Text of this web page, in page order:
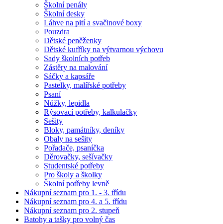
Školní penály
Školní desky
Láhve na pití a svačinové boxy
Pouzdra
Dětské peněženky
Dětské kufříky na výtvarnou výchovu
Sady školních potřeb
Zástěry na malování
Sáčky a kapsáře
Pastelky, malířské potřeby
Psaní
Nůžky, lepidla
Rýsovací potřeby, kalkulačky
Sešity
Bloky, památníky, deníky
Obaly na sešity
Pořadače, psaníčka
Děrovačky, sešívačky
Studentské potřeby
Pro školy a školky
Školní potřeby levně
Nákupní seznam pro 1. - 3. třídu
Nákupní seznam pro 4. a 5. třídu
Nákupní seznam pro 2. stupeň
Batohy a tašky pro volný čas